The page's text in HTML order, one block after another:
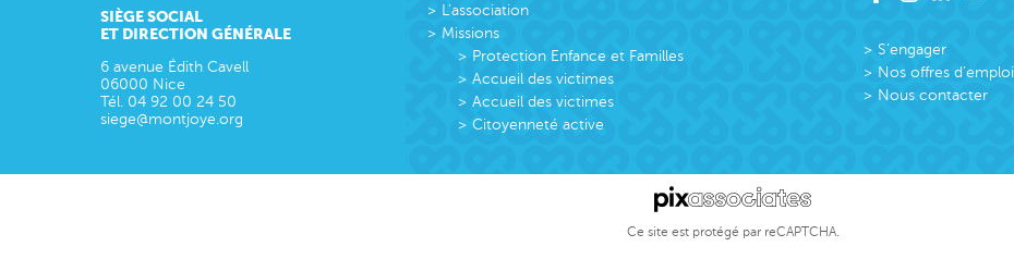
SIÈGE SOCIAL
ET DIRECTION GÉNÉRALE
6 avenue Édith Cavell
06000 Nice
Tél. 04 92 00 24 50
siege@montjoye.org
L’association
Missions
Protection Enfance et Familles
Accueil des victimes
Accueil des victimes
Citoyenneté active
S’engager
Nos offres d’emploi
Nous contacter
Ce site est protégé par reCAPTCHA.